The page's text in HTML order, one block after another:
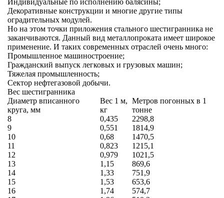
Индивидуальные по исполнению балясины;
Декоративные конструкции и многие другие типы
оградительных модулей.
Но на этом точки приложения стального шестигранника не
заканчиваются. Данный вид металлопроката имеет широкое
применение. И таких современных отраслей очень много:
Промышленное машиностроение;
Гражданский выпуск легковых и грузовых машин;
Тяжелая промышленность;
Сектор нефтегазовой добычи.
Вес шестигранника
Диаметр вписанного
круга, мм
Вес 1 м,
кг
Метров погонных в 1
тонне
8
0,435
2298,8
9
0,551
1814,9
10
0,68
1470,5
11
0,823
1215,1
12
0,979
1021,5
13
1,15
869,6
14
1,33
751,9
15
1,53
653,6
16
1,74
574,7